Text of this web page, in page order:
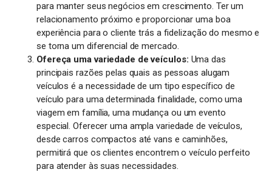
para manter seus negócios em crescimento. Ter um
relacionamento próximo e proporcionar uma boa
experiência para o cliente trás a fidelização do mesmo e
se torna um diferencial de mercado.
Ofereça uma variedade de veículos: Uma das
principais razões pelas quais as pessoas alugam
veículos é a necessidade de um tipo específico de
veículo para uma determinada finalidade, como uma
viagem em família, uma mudança ou um evento
especial. Oferecer uma ampla variedade de veículos,
desde carros compactos até vans e caminhões,
permitirá que os clientes encontrem o veículo perfeito
para atender às suas necessidades.